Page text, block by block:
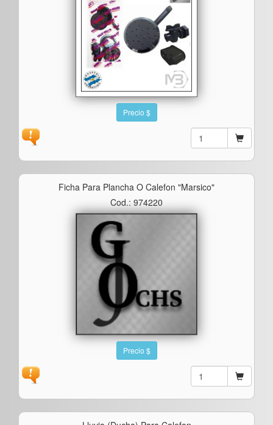
Precio $
Ficha Para Plancha O Calefon "marsico"
Cod.: 974220
Precio $